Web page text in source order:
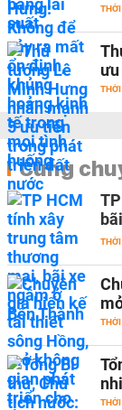
THỜI
THỜI
Cùng
THỜI
THỜI
THỜI